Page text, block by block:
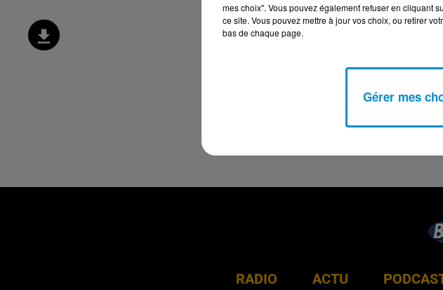
RADIO ACTU
mes choix". Vous pouvez également refuser en cliquant
ce site. Vous pouvez mettre à jour vos choix, ou retirer
bas de chaque page.
Gérer mes